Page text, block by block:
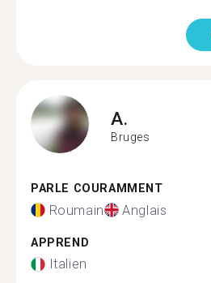
A.
Bruges
PARLE COURAMMENT
Roumain Anglais
APPREND
Italien